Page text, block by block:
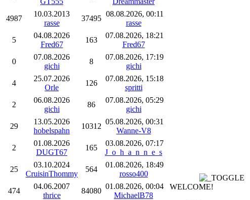
4987
10.03.2013
rasse
37495
08.08.2026, 00:11
rasse
5
04.08.2026
Fred67
163
07.08.2026, 18:21
Fred67
0
07.08.2026
gichi
8
07.08.2026, 17:19
gichi
4
25.07.2026
Orle
126
07.08.2026, 15:18
spritti
2
06.08.2026
gichi
86
07.08.2026, 05:29
gichi
29
13.05.2026
hobelspahn
10312
05.08.2026, 00:31
Wanne-V8
2
01.08.2026
DUGT67
165
03.08.2026, 07:17
J_o_h_a_n_n_e_s
25
03.10.2024
CruisinThommy
564
01.08.2026, 18:49
rosso400
474
04.06.2007
thrice
84080
01.08.2026, 00:04
MichaelB78
WELCOME!